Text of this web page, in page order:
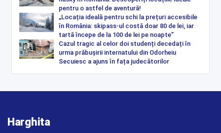
pentru o astfel de aventură!
„Locația ideală pentru schi la prețuri accesibile
în România: skipass-ul costă doar 80 de lei, iar
tartă începe de la 100 de lei pe noapte”
Cazul tragic al celor doi studenți decedați în
urma prăbușirii internatului din Odorheiu
Secuiesc a ajuns în fața judecătorilor
Harghita